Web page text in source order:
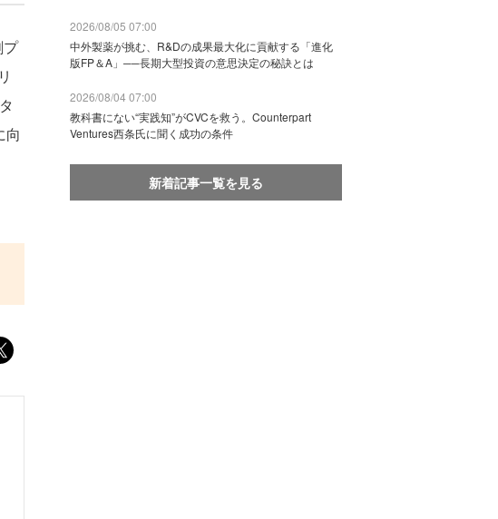
向
2026/08/05 07:00
中外製薬が挑む、R&Dの成果最大化に貢献する「進化
版FP＆A」──長期大型投資の意思決定の秘訣とは
2026/08/04 07:00
教科書にない“実践知”がCVCを救う。Counterpart
Ventures西条氏に聞く成功の条件
新着記事一覧を見る